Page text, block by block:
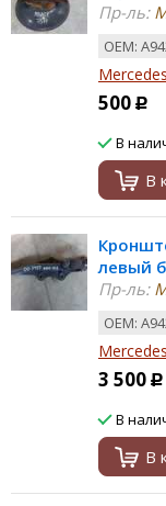
Пр-ль:
ОЕМ:
500 Р
В
В
левый
Пр-ль:
ОЕМ:
3 500 Р
В
В